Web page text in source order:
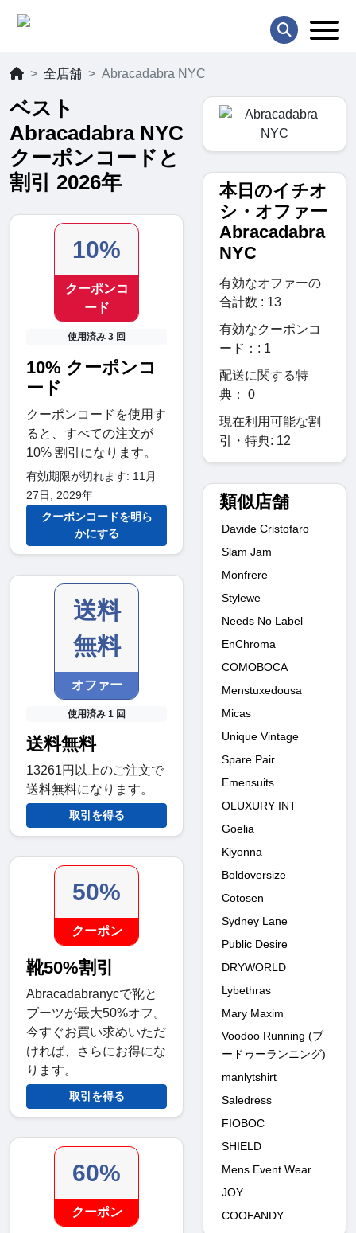
全店舗 Abracadabra NYC
ベスト
Abracadabra NYC
クーポンコードと
割引 2026年
10%
クーポンコ
ード
使用済み 3 回
10% クーポンコ
ード
クーポンコードを使用す
ると、すべての注文が
10% 割引になります。
有効期限が切れます: 11月
27日, 2029年
クーポンコードを明ら
かにする
送料
無料
オファー
使用済み 1 回
送料無料
13261円以上のご注文で
送料無料になります。
取引を得る
50%
クーポン
靴50%割引
Abracadabranycで靴と
ブーツが最大50%オフ。
今すぐお買い求めいただ
ければ、さらにお得にな
ります。
取引を得る
60%
クーポン
本日のイチオ
シ・オファー
Abracadabra
NYC
有効なオファーの
合計数 : 13
有効なクーポンコ
ード：: 1
配送に関する特
典： 0
現在利用可能な割
引・特典: 12
類似店舗
Davide Cristofaro
Slam Jam
Monfrere
Stylewe
Needs No Label
EnChroma
COMOBOCA
Menstuxedousa
Micas
Unique Vintage
Spare Pair
Emensuits
OLUXURY INT
Goelia
Kiyonna
Boldoversize
Cotosen
Sydney Lane
Public Desire
DRYWORLD
Lybethras
Mary Maxim
Voodoo Running (ブ
ードゥーランニング)
manlytshirt
Saledress
FIOBOC
SHIELD
Mens Event Wear
JOY
COOFANDY